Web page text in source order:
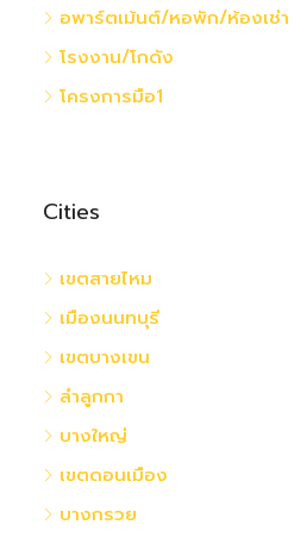
อพาร์ตเม้นต์/หอพัก/ห้องเช่า
โรงงาน/โกดัง
โครงการมือ1
Cities
เขตสายไหม
เมืองนนทบุรี
เขตบางเขน
ลำลูกกา
บางใหญ่
เขตดอนเมือง
บางกรวย